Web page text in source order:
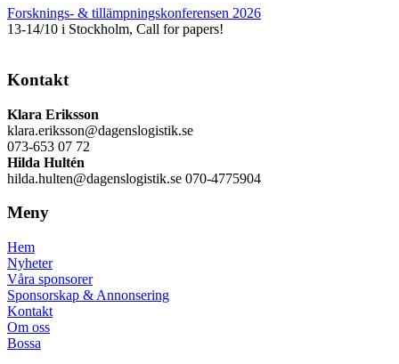
Forsknings- & tillämpningskonferensen 2026
13-14/10 i Stockholm, Call for papers!
Kontakt
Klara Eriksson
klara.eriksson@dagenslogistik.se
073-653 07 72
Hilda Hultén
hilda.hulten@dagenslogistik.se 070-4775904
Meny
Hem
Nyheter
Våra sponsorer
Sponsorskap & Annonsering
Kontakt
Om oss
Bossa